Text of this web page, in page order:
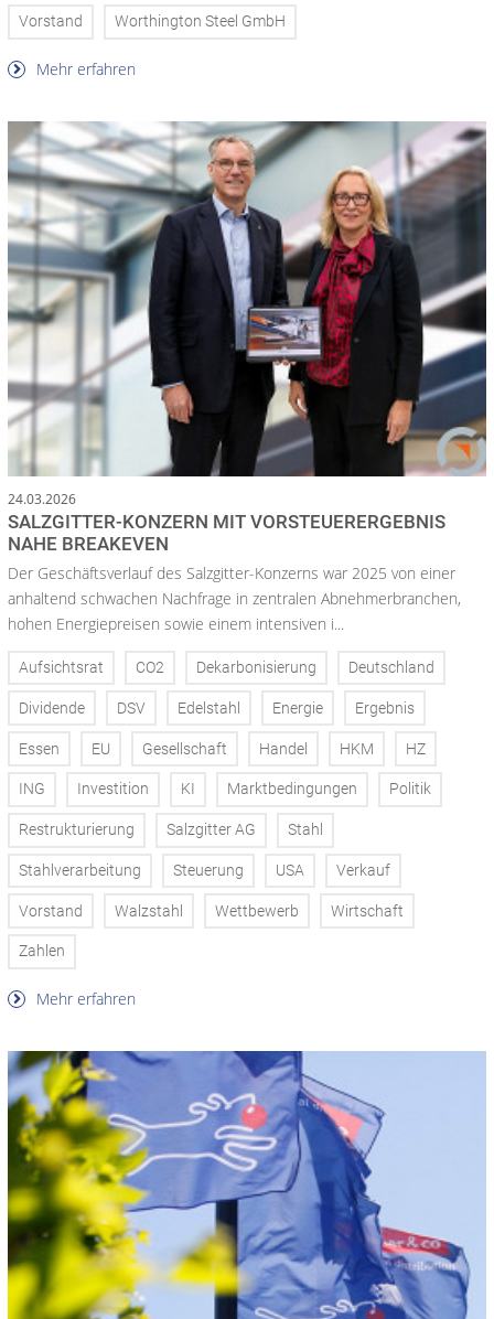
Vorstand Worthington Steel GmbH
Mehr erfahren
24.03.2026
SALZGITTER-KONZERN MIT VORSTEUERERGEBNIS
NAHE BREAKEVEN
Der Geschäftsverlauf des Salzgitter-Konzerns war 2025 von einer
anhaltend schwachen Nachfrage in zentralen Abnehmerbranchen,
hohen Energiepreisen sowie einem intensiven i...
Aufsichtsrat CO2 Dekarbonisierung Deutschland
Dividende DSV Edelstahl Energie Ergebnis
Essen EU Gesellschaft Handel HKM HZ
ING Investition KI Marktbedingungen Politik
Restrukturierung Salzgitter AG Stahl
Stahlverarbeitung Steuerung USA Verkauf
Vorstand Walzstahl Wettbewerb Wirtschaft
Zahlen
Mehr erfahren